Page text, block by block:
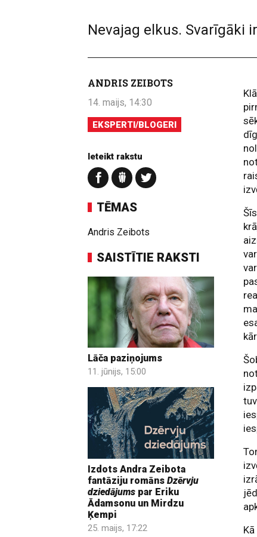
Nevajag elkus. Svarīgāki
ANDRIS ZEIBOTS
14. maijs, 14:30
EKSPERTI/BLOGERI
Ieteikt rakstu
TĒMAS
Andris Zeibots
SAISTĪTIE RAKSTI
Lāča paziņojums
11. jūnijs, 15:00
Izdots Andra Zeibota
fantāziju romāns Dzērvju
dziedājums par Eriku
Ādamsonu un Mirdzu
Ķempi
25. maijs, 17:22